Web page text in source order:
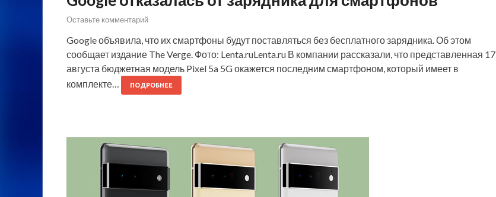
Оставьте комментарий
Google объявила, что их смартфоны будут поставляться без бесплатного зарядника. Об этом
сообщает издание The Verge. Фото: Lenta.ruLenta.ru В компании рассказали, что представленная 17
августа бюджетная модель Pixel 5a 5G окажется последним смартфоном, который имеет в
комплекте…
ПОДРОБНЕЕ